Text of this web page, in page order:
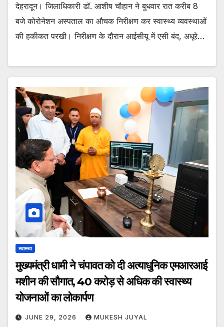
देहरादून। जिलाधिकारी डॉ. आशीष चौहान ने बुधवार रात करीब 8
बजे कोरोनेशन अस्पताल का औचक निरीक्षण कर स्वास्थ्य व्यवस्थाओं
की हकीकत परखी। निरीक्षण के दौरान आईसीयू में एसी बंद, अधूरे…
स्वास्थ्य
मुख्यमंत्री धामी ने चंपावत को दी अत्याधुनिक एमआरआई
मशीन की सौगात, ₹40 करोड़ से अधिक की स्वास्थ्य
योजनाओं का लोकार्पण
JUNE 29, 2026 MUKESH JUYAL